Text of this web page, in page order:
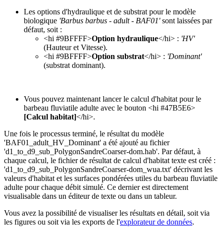
Les options d'hydraulique et de substrat pour le modèle
biologique 'Barbus barbus - adult - BAF01'sont laissées par
défaut, soit :
<hi #9BFFFF>Option hydraulique</hi> : 'HV'
(Hauteur et Vitesse).
<hi #9BFFFF>Option substrat</hi> : 'Dominant'
(substrat dominant).
Vous pouvez maintenant lancer le calcul d'habitat pour le
barbeau fluviatile adulte avec le bouton <hi #47B5E6>
[Calcul habitat]</hi>.
Une fois le processus terminé, le résultat du modèle
'BAF01_adult_HV_Dominant' a été ajouté au fichier
'd1_to_d9_sub_PolygonSandreCoarser-dom.hab'. Par défaut, à
chaque calcul, le fichier de résultat de calcul d'habitat texte est créé :
'd1_to_d9_sub_PolygonSandreCoarser-dom_wua.txt' décrivant les
valeurs d'habitat et les surfaces pondérées utiles du barbeau fluviatile
adulte pour chaque débit simulé. Ce dernier est directement
visualisable dans un éditeur de texte ou dans un tableur.
Vous avez la possibilité de visualiser les résultats en détail, soit via
les figures ou soit via les exports de l'explorateur de données.